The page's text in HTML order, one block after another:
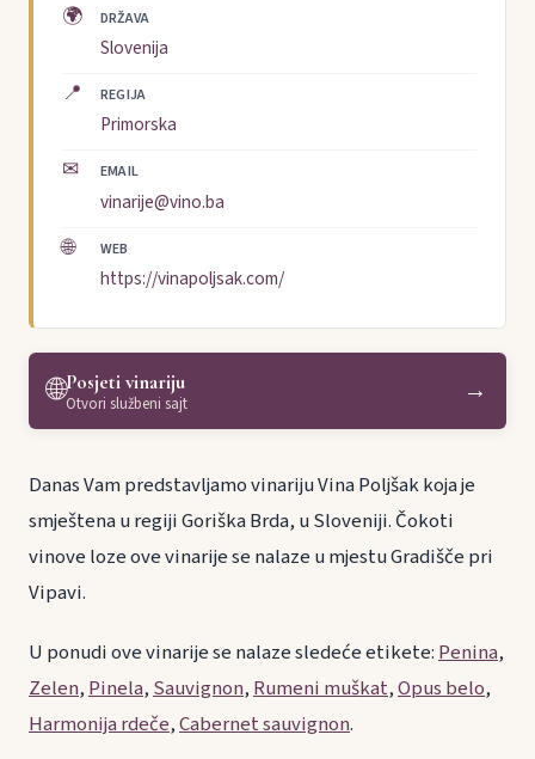
🌍 DRŽAVA
Slovenija
📍 REGIJA
Primorska
✉ EMAIL
vinarije@vino.ba
🌐 WEB
https://vinapoljsak.com/
🌐Posjeti vinariju
Otvori službeni sajt →
Danas Vam predstavljamo vinariju Vina Poljšak koja je
smještena u regiji Goriška Brda, u Sloveniji. Čokoti
vinove loze ove vinarije se nalaze u mjestu Gradišče pri
Vipavi.
U ponudi ove vinarije se nalaze sledeće etikete: Penina,
Zelen, Pinela, Sauvignon, Rumeni muškat,Opus belo,
Harmonija rdeče,Cabernet sauvignon.